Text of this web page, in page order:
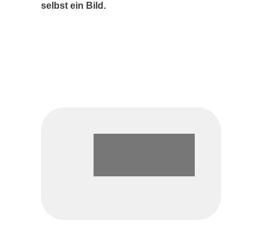
selbst ein Bild.